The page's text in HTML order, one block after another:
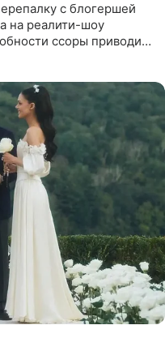
с блогершей
на реалити-шоу
ссоры приводит